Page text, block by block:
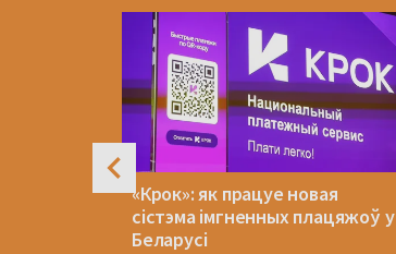
«Крок»: як працуе новая
сістэма імгненных плацяжоў у
Беларусі